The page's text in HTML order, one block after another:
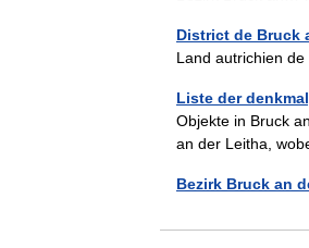
District de Bruck
Land autrichien
Liste der
Objekte in Bruck
an der Leitha,
Bezirk Bruck an